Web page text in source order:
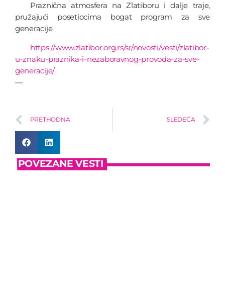
Praznična atmosfera na Zlatiboru i dalje traje,
pružajući posetiocima bogat program za sve
generacije.
https://www.zlatibor.org.rs/sr/novosti/vesti/zlatibor-
u-znaku-praznika-i-nezaboravnog-provoda-za-sve-
generacije/
—
PRETHODNA SLEDEĆA
POVEZANE VESTI